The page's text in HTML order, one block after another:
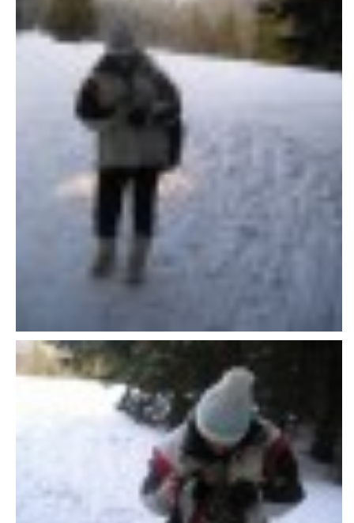
HISTORIE 2022
KONTAKT
JAK NÁM POMOCI
NATÁČENÍ V TELEVIZI
HISTORIE - 2010 - 2020